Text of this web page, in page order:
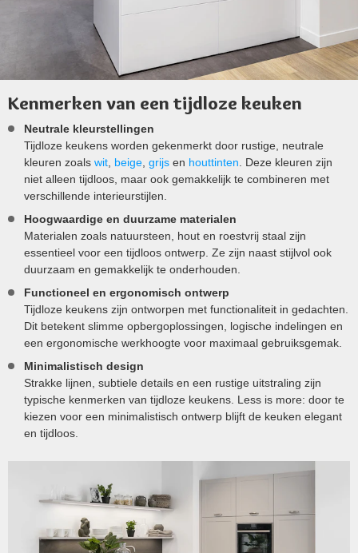
Kenmerken van een tijdloze keuken
Neutrale kleurstellingen
Tijdloze keukens worden gekenmerkt door rustige, neutrale
kleuren zoals wit, beige, grijs en houttinten. Deze kleuren zijn
niet alleen tijdloos, maar ook gemakkelijk te combineren met
verschillende interieurstijlen.
Hoogwaardige en duurzame materialen
Materialen zoals natuursteen, hout en roestvrij staal zijn
essentieel voor een tijdloos ontwerp. Ze zijn naast stijlvol ook
duurzaam en gemakkelijk te onderhouden.
Functioneel en ergonomisch ontwerp
Tijdloze keukens zijn ontworpen met functionaliteit in gedachten.
Dit betekent slimme opbergoplossingen, logische indelingen en
een ergonomische werkhoogte voor maximaal gebruiksgemak.
Minimalistisch design
Strakke lijnen, subtiele details en een rustige uitstraling zijn
typische kenmerken van tijdloze keukens. Less is more: door te
kiezen voor een minimalistisch ontwerp blijft de keuken elegant
en tijdloos.